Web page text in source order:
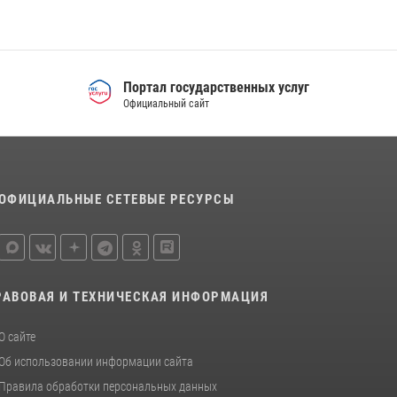
десантирования на Урале
Сборная Росгвардии завоевала Кубок
Портал государственных услуг
Официальный сайт
СЕТЕВЫЕ РЕСУРСЫ
И ТЕХНИЧЕСКАЯ ИНФОРМАЦИЯ
О сайте
Об использовании информации сайта
Правила обработки персональных данных